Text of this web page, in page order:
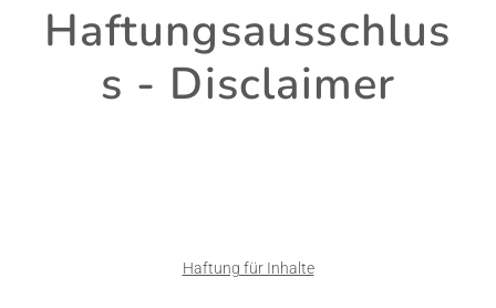
Haftungsausschlus
s - Disclaimer
Haftung für Inhalte